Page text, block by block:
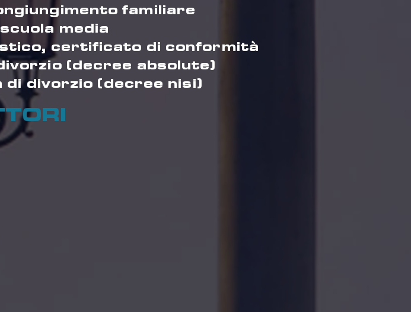
familiare
media
certificato di conformità
(decree absolute)
divorzio (decree nisi)